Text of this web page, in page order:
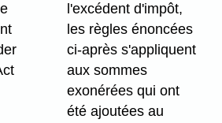
l'excédent d'impôt,
les règles énoncées
ci-après s'appliquent
aux sommes
exonérées qui ont
été ajoutées au